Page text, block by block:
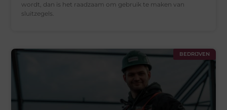
wordt, dan is het raadzaam om gebruik te maken van
sluitzegels.
BEDRIJVEN